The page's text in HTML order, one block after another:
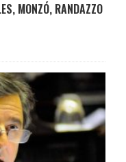
MONZÓ, RANDAZZO